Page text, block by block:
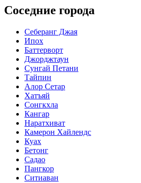
Соседние города
Себеранг Джая
Ипох
Баттерворт
Джорджтаун
Сунгай Петани
Тайпин
Алор Сетар
Хатъяй
Сонгкхла
Кангар
Наратхиват
Камерон Хайлендс
Куах
Бетонг
Садао
Пангкор
Ситиаван